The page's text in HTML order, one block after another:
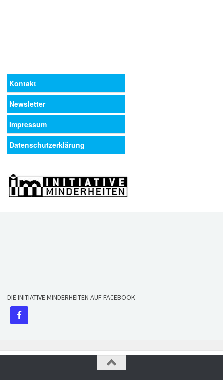
Kontakt
Newsletter
Impressum
Datenschutzerklärung
DIE INITIATIVE MINDERHEITEN AUF FACEBOOK